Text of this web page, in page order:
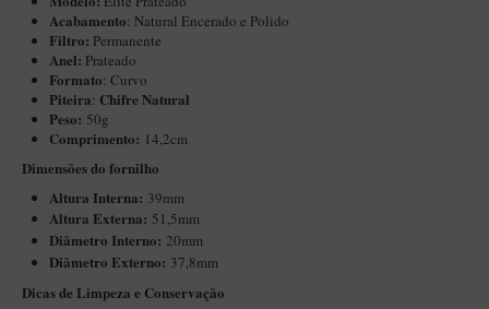
New Rose Polido
Petrus
Piccolo
Premium
Sextavado
Callia
Encerado
Hobby
Acabamento: Natural Encerado e Polido
Filtro: Permanente
Anel: Prateado
Formato: Curvo
Piteira: Chifre Natural
Peso: 50g
Comprimento: 14,2cm
Dimensões do fornilho
Altura Interna: 39mm
Altura Externa: 51,5mm
Diâmetro Interno: 20mm
Diâmetro Externo: 37,8mm
Dicas de Limpeza e Conservação